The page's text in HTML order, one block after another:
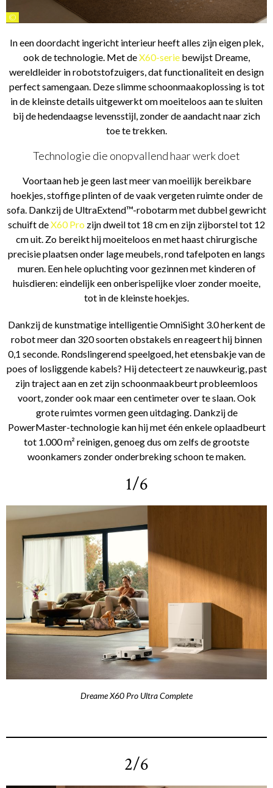
©
In een doordacht ingericht interieur heeft alles zijn eigen plek,
ook de technologie. Met deX60-serie bewijst Dreame,
wereldleider in robotstofzuigers, dat functionaliteit en design
perfect samengaan. Deze slimme schoonmaakoplossing is tot
in de kleinste details uitgewerkt om moeiteloos aan te sluiten
bij de hedendaagse levensstijl, zonder de aandacht naar zich
toe te trekken.
Technologie die onopvallend haar werk doet
Voortaan heb je geen last meer van moeilijk bereikbare
hoekjes, stoffige plinten of de vaak vergeten ruimte onder de
sofa. Dankzij de UltraExtend™-robotarm met dubbel gewricht
schuift deX60 Pro zijn dweil tot 18 cm en zijn zijborstel tot 12
cm uit. Zo bereikt hij moeiteloos en met haast chirurgische
precisie plaatsen onder lage meubels, rond tafelpoten en langs
muren. Een hele opluchting voor gezinnen met kinderen of
huisdieren: eindelijk een onberispelijke vloer zonder moeite,
tot in de kleinste hoekjes.
Dankzij de kunstmatige intelligentie OmniSight 3.0 herkent de
robot meer dan 320 soorten obstakels en reageert hij binnen
0,1 seconde. Rondslingerend speelgoed, het etensbakje van de
poes of losliggende kabels? Hij detecteert ze nauwkeurig, past
zijn traject aan en zet zijn schoonmaakbeurt probleemloos
voort, zonder ook maar een centimeter over te slaan. Ook
grote ruimtes vormen geen uitdaging. Dankzij de
PowerMaster-technologie kan hij met één enkele oplaadbeurt
tot 1.000 m² reinigen, genoeg dus om zelfs de grootste
woonkamers zonder onderbreking schoon te maken.
1/6
Dreame X60 Pro Ultra Complete
2/6